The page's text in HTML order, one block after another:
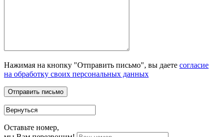
Нажимая на кнопку "Отправить письмо", вы даете согласие
на обработку своих персональных данных
Оставьте номер,